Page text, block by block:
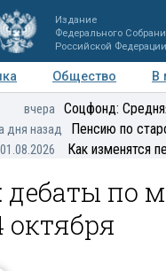
Издание
Федерального
Российской Федерации
Общество В
Мнения Регионы
вчера Соцфонд:
дня назад Пенсию по
01.08.2026 Как изменятся
дебаты по